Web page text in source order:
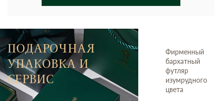
ПОДАРОЧНАЯ
УПАКОВКА И
СЕРВИС
Фирменный
бархатный
футляр
изумрудного
цвета